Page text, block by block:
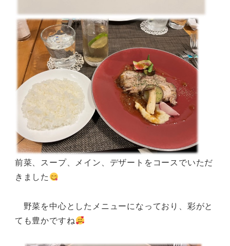
前菜、スープ、メイン、デザートをコースでいただ
きました
野菜を中心としたメニューになっており、彩がと
ても豊かですね